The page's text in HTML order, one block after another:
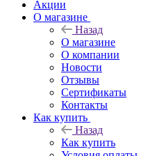
Акции
О магазине
Назад
О магазине
О компании
Новости
Отзывы
Сертификаты
Контакты
Как купить
Назад
Как купить